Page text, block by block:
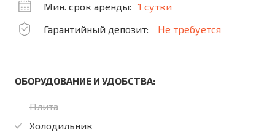
Мин. срок аренды:
1 сутки
Гарантийный депозит:
Не требуется
ОБОРУДОВАНИЕ И УДОБСТВА:
Плита
Холодильник